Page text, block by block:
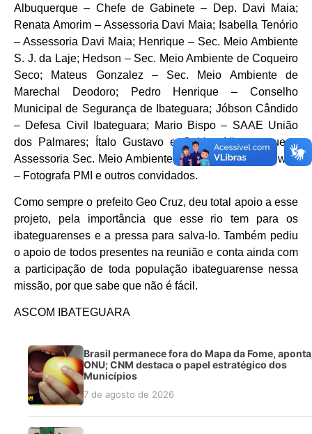
Albuquerque – Chefe de Gabinete – Dep. Davi Maia;
Renata Amorim – Assessoria Davi Maia; Isabella Tenório
– Assessoria Davi Maia; Henrique – Sec. Meio Ambiente
S. J. da Laje; Hedson – Sec. Meio Ambiente de Coqueiro
Seco; Mateus Gonzalez – Sec. Meio Ambiente de
Marechal Deodoro; Pedro Henrique – Conselho
Municipal de Segurança de Ibateguara; Jóbson Cândido
– Defesa Civil Ibateguara; Mario Bispo – SAAE União
dos Palmares; Ítalo Gustavo e Gabby Albuquerque –
Assessoria Sec. Meio Ambiente Ibateguara; Sandy Eweli
– Fotografa PMI e outros convidados.
Como sempre o prefeito Geo Cruz, deu total apoio a esse
projeto, pela importância que esse rio tem para os
ibateguarenses e a pressa para salva-lo. Também pediu
o apoio de todos presentes na reunião e conta ainda com
a participação de toda população ibateguarense nessa
missão, por que sabe que não é fácil.
ASCOM IBATEGUARA
Brasil permanece fora do Mapa da Fome, aponta
ONU; CNM destaca o papel estratégico dos
Municípios
7 de agosto de 2026